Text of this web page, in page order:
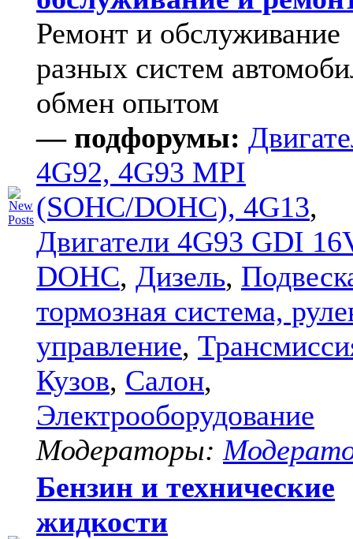
Ремонт и обслуживание
разных систем
обмен опытом
— подфорумы:
4G92, 4G93 MPI
(SOHC/DOHC), 4G13,
Двигатели 4G93 GDI
DOHC, Дизель,
тормозная система,
управление,
Кузов, Салон,
Электрооборудование
Модераторы:
Бензин и технические
жидкости